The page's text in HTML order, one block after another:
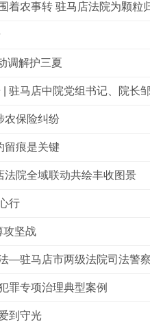
着农事转 驻马店法院为颗粒
调解护三夏
驻马店中院党组书记、院长
农保险纠纷
留痕是关键
法院全域联动共绘丰收图景
行
攻坚战
—驻马店市两级法院司法警
罪专项治理典型案例
到守光